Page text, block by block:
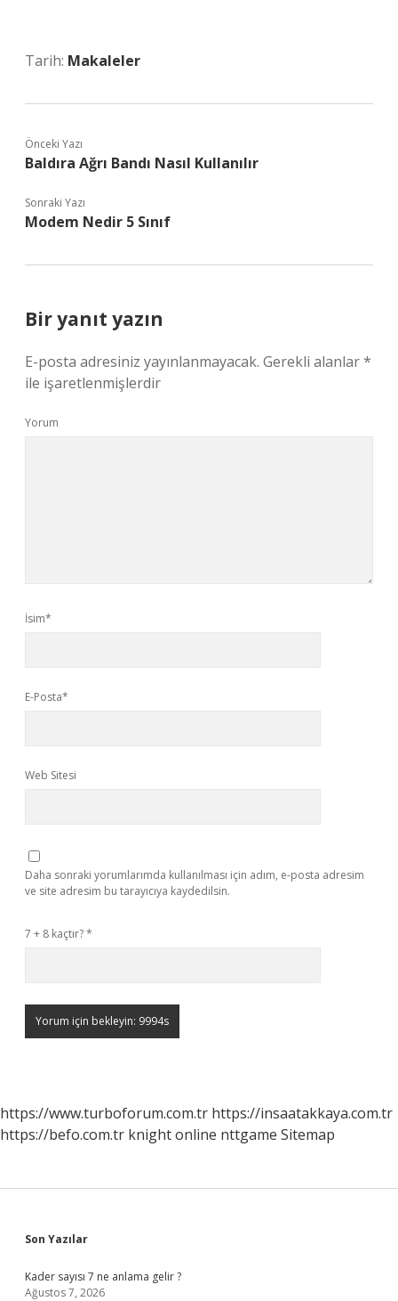
Tarih: Makaleler
Önceki Yazı
Baldıra Ağrı Bandı Nasıl Kullanılır
Sonraki Yazı
Modem Nedir 5 Sınıf
Bir yanıt yazın
E-posta adresiniz yayınlanmayacak. Gerekli alanlar*
ile işaretlenmişlerdir
Yorum
İsim*
E-Posta*
Web Sitesi
Daha sonraki yorumlarımda kullanılması için adım, e-posta adresim
ve site adresim bu tarayıcıya kaydedilsin.
7 + 8 kaçtır?*
https://www.turboforum.com.tr https://insaatakkaya.com.tr
https://befo.com.tr knight online nttgame Sitemap
Sidebar
Son Yazılar
Kader sayısı 7 ne anlama gelir ?
Ağustos 7, 2026